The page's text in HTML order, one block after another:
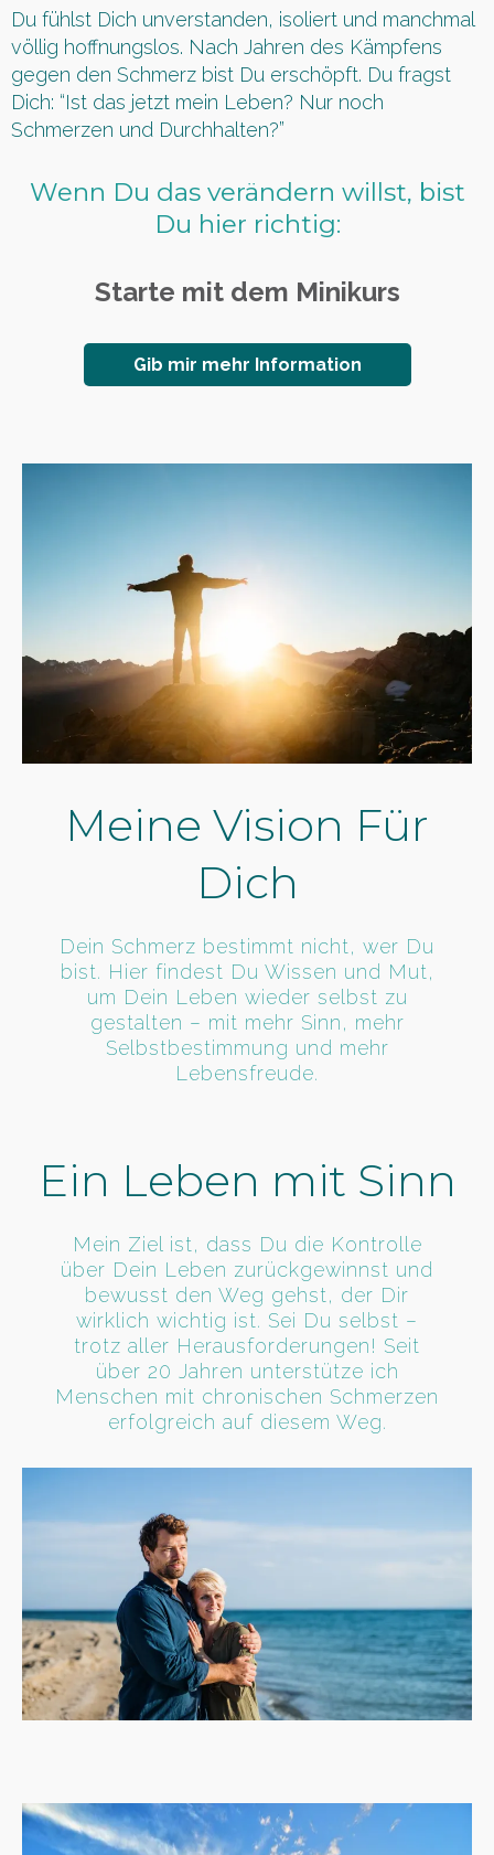
Du fühlst Dich unverstanden, isoliert und manchmal
völlig hoffnungslos. Nach Jahren des Kämpfens
gegen den Schmerz bist Du erschöpft. Du fragst
Dich: “Ist das jetzt mein Leben? Nur noch
Schmerzen und Durchhalten?”
Wenn Du das verändern willst, bist
Du hier richtig:
Starte mit dem Minikurs
Gib mir mehr Information
Meine Vision Für
Dich
Dein Schmerz bestimmt nicht, wer Du
bist. Hier findest Du Wissen und Mut,
um Dein Leben wieder selbst zu
gestalten – mit mehr Sinn, mehr
Selbstbestimmung und mehr
Lebensfreude.
Ein Leben mit Sinn
Mein Ziel ist, dass Du die Kontrolle
über Dein Leben zurückgewinnst und
bewusst den Weg gehst, der Dir
wirklich wichtig ist. Sei Du selbst –
trotz aller Herausforderungen! Seit
über 20 Jahren unterstütze ich
Menschen mit chronischen Schmerzen
erfolgreich auf diesem Weg.